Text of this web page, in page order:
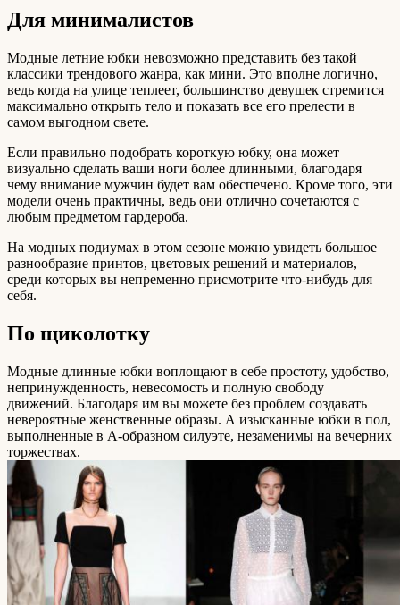
Для минималистов
Модные летние юбки невозможно представить без такой
классики трендового жанра, как мини. Это вполне логично,
ведь когда на улице теплеет, большинство девушек стремится
максимально открыть тело и показать все его прелести в
самом выгодном свете.
Если правильно подобрать короткую юбку, она может
визуально сделать ваши ноги более длинными, благодаря
чему внимание мужчин будет вам обеспечено. Кроме того, эти
модели очень практичны, ведь они отлично сочетаются с
любым предметом гардероба.
На модных подиумах в этом сезоне можно увидеть большое
разнообразие принтов, цветовых решений и материалов,
среди которых вы непременно присмотрите что-нибудь для
себя.
По щиколотку
Модные длинные юбки воплощают в себе простоту, удобство,
непринужденность, невесомость и полную свободу
движений. Благодаря им вы можете без проблем создавать
невероятные женственные образы. А изысканные юбки в пол,
выполненные в А-образном силуэте, незаменимы на вечерних
торжествах.